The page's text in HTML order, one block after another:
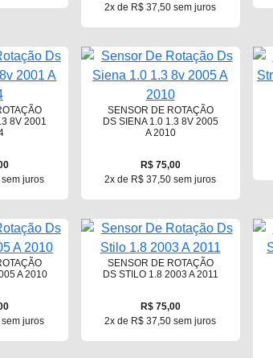
2x de R$ 37,50 sem juros
8V 2001
juros
SENSOR DE ROTAÇÃO
DS SIENA 1.0 1.3 8V 2005
A 2010
R$ 75,00
2x de R$ 37,50 sem juros
A 2010
juros
SENSOR DE ROTAÇÃO
DS STILO 1.8 2003 A 2011
R$ 75,00
2x de R$ 37,50 sem juros